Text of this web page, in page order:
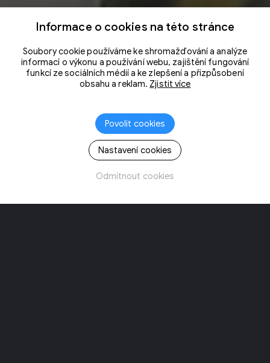
Informace o cookies na této stránce
Soubory cookie používáme ke shromažďování a analýze
informací o výkonu a používání webu, zajištění fungování
funkcí ze sociálních médií a ke zlepšení a přizpůsobení
obsahu a reklam. Zjistit více
Povolit cookies
Nastavení cookies
Odmítnout cookies